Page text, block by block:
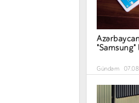
Gündəm